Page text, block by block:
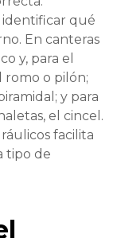
qué
En canteras
y, para el
o pilón;
y para
el cincel.
facilita
tipo de